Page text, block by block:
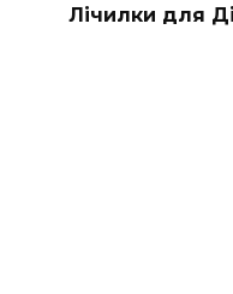
Лічилки для